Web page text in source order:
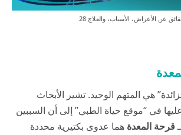
هي المتهم الوحيد. تشير الأبحاث
عليها في “موقع حياة الطبي” إلى أن السببين
قرحة المعدة هما عدوى بكتيرية محددة